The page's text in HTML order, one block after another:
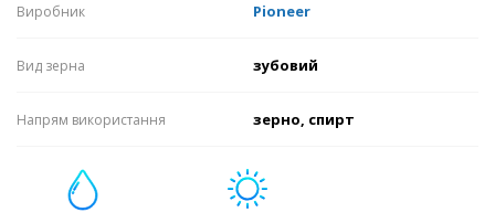
Виробник Pioneer
Вид зерна зубовий
Напрям використання зерно, спирт